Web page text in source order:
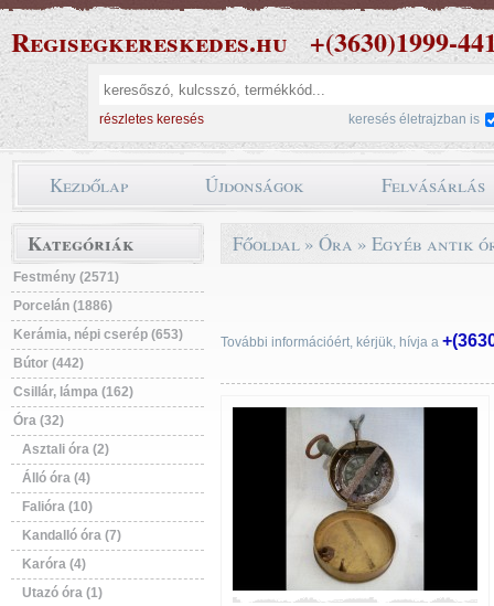
Regisegkereskedes.hu +(3630)1999-
részletes keresés keresés életrajzban is
Kezdőlap Újdonságok Felvásárlás
Kategóriák
Festmény (2571)
Porcelán (1886)
Kerámia, népi cserép (653)
Bútor (442)
Csillár, lámpa (162)
Óra (32)
Asztali óra (2)
Álló óra (4)
Falióra (10)
Kandalló óra (7)
Karóra (4)
Utazó óra (1)
Főoldal » Óra » Egyéb antik
További információért, kérjük, hívja a